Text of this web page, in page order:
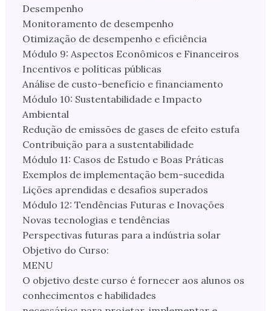
Desempenho
Monitoramento de desempenho
Otimização de desempenho e eficiência
Módulo 9: Aspectos Econômicos e Financeiros
Incentivos e políticas públicas
Análise de custo-benefício e financiamento
Módulo 10: Sustentabilidade e Impacto
Ambiental
Redução de emissões de gases de efeito estufa
Contribuição para a sustentabilidade
Módulo 11: Casos de Estudo e Boas Práticas
Exemplos de implementação bem-sucedida
Lições aprendidas e desafios superados
Módulo 12: Tendências Futuras e Inovações
Novas tecnologias e tendências
Perspectivas futuras para a indústria solar
Objetivo do Curso:
MENU
O objetivo deste curso é fornecer aos alunos os
conhecimentos e habilidades